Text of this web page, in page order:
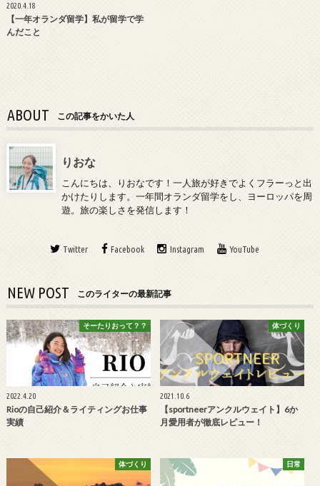
2020.4.18
【一年オランダ留学】私が留学で学
んだこと
ABOUT この記事をかいた人
りおな
こんにちは、りおなです！一人旅が好きでよくフラーっと出
かけたりします。一年間オランダ留学をし、ヨーロッパを周
遊。旅の楽しさを発信します！
Twitter Facebook Instagram YouTube
NEW POST このライターの最新記事
そーたりおって？？
2022.4.20
Rioの自己紹介＆ライティングお仕事
実績
体づくり
2021.10.6
【sportneerアンクルウェイト】6か
月愛用者が徹底レビュー！
体づくり 日常